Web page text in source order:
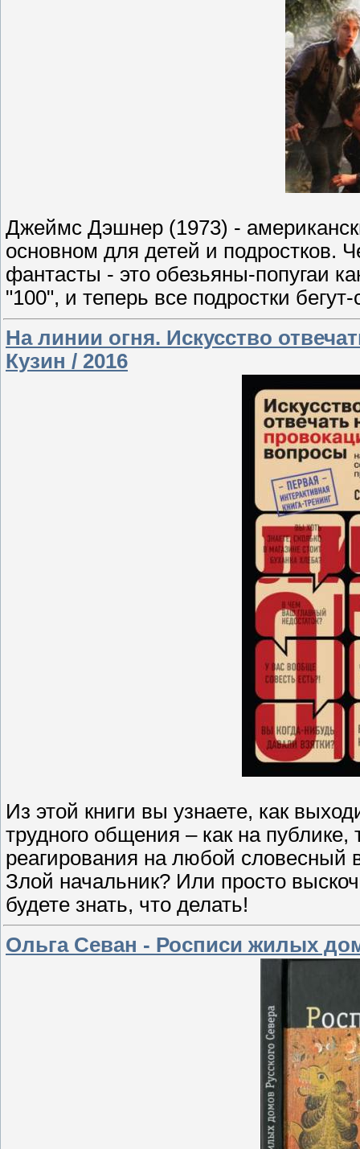
Джеймс Дэшнер (1973) -
основном для детей и подростков.
фантасты - это обезьяны-попугаи
"100", и теперь все подростки
На линии огня. Искусство
Кузин / 2016
Из этой книги вы узнаете, как
трудного общения – как на
реагирования на любой
Злой начальник? Или просто
будете знать, что делать!
Ольга Севан - Росписи жилых